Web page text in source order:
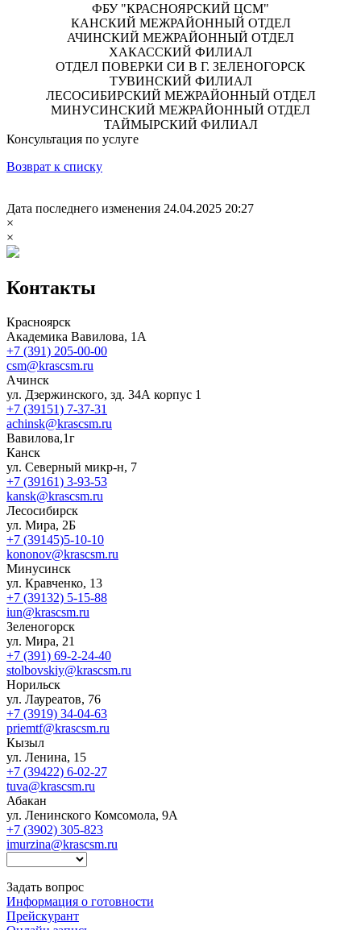
ФБУ "КРАСНОЯРСКИЙ ЦСМ"
КАНСКИЙ МЕЖРАЙОННЫЙ ОТДЕЛ
АЧИНСКИЙ МЕЖРАЙОННЫЙ ОТДЕЛ
ХАКАССКИЙ ФИЛИАЛ
ОТДЕЛ ПОВЕРКИ СИ В Г. ЗЕЛЕНОГОРСК
ТУВИНСКИЙ ФИЛИАЛ
ЛЕСОСИБИРСКИЙ МЕЖРАЙОННЫЙ ОТДЕЛ
МИНУСИНСКИЙ МЕЖРАЙОННЫЙ ОТДЕЛ
ТАЙМЫРСКИЙ ФИЛИАЛ
Консультация по услуге
Возврат к списку
Дата последнего изменения 24.04.2025 20:27
×
×
Контакты
Красноярск
Академика Вавилова, 1А
+7 (391) 205-00-00
csm@krascsm.ru
Ачинск
ул. Дзержинского, зд. 34А корпус 1
+7 (39151) 7-37-31
achinsk@krascsm.ru
Вавилова,1г
Канск
ул. Северный микр-н, 7
+7 (39161) 3-93-53
kansk@krascsm.ru
Лесосибирск
ул. Мира, 2Б
+7 (39145)5-10-10
kononov@krascsm.ru
Минусинск
ул. Кравченко, 13
+7 (39132) 5-15-88
iun@krascsm.ru
Зеленогорск
ул. Мира, 21
+7 (391) 69-2-24-40
stolbovskiy@krascsm.ru
Норильск
ул. Лауреатов, 76
+7 (3919) 34-04-63
priemtf@krascsm.ru
Кызыл
ул. Ленина, 15
+7 (39422) 6-02-27
tuva@krascsm.ru
Абакан
ул. Ленинского Комсомола, 9А
+7 (3902) 305-823
imurzina@krascsm.ru
Задать вопрос
Информация о готовности
Прейскурант